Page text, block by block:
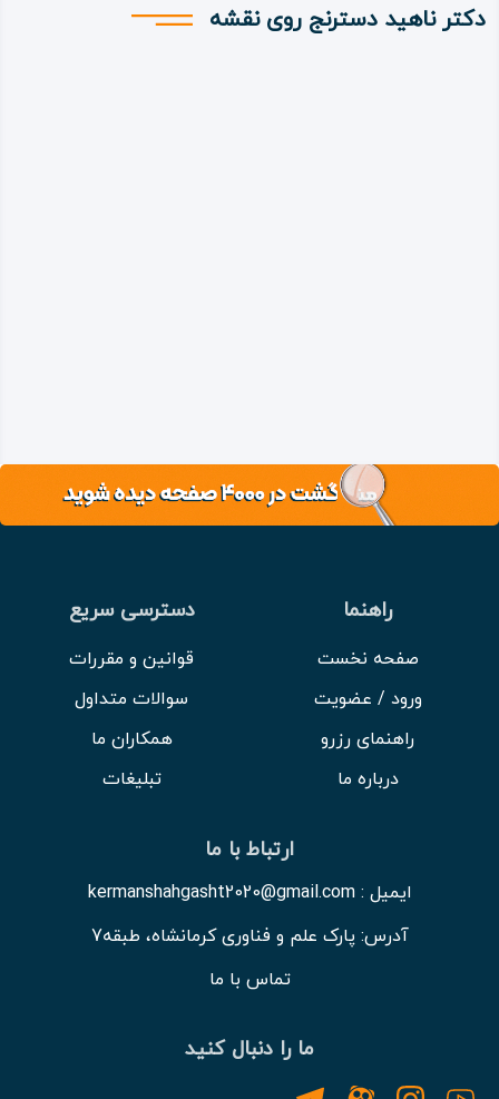
دکتر ناهید دسترنج روی نقشه
راهنما
صفحه نخست
ورود / عضویت
راهنمای رزرو
درباره ما
دسترسی سریع
قوانین و مقررات
سوالات متداول
همکاران ما
تبلیغات
ارتباط با ما
ایمیل : kermanshahgasht2020@gmail.com
آدرس: پارک علم و فناوری کرمانشاه، طبقه7
تماس با ما
ما را دنبال کنید